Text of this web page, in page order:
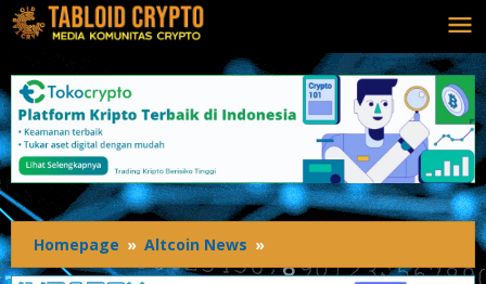
Lewati
ke
konten
Homepage » Altcoin News »
Geger!